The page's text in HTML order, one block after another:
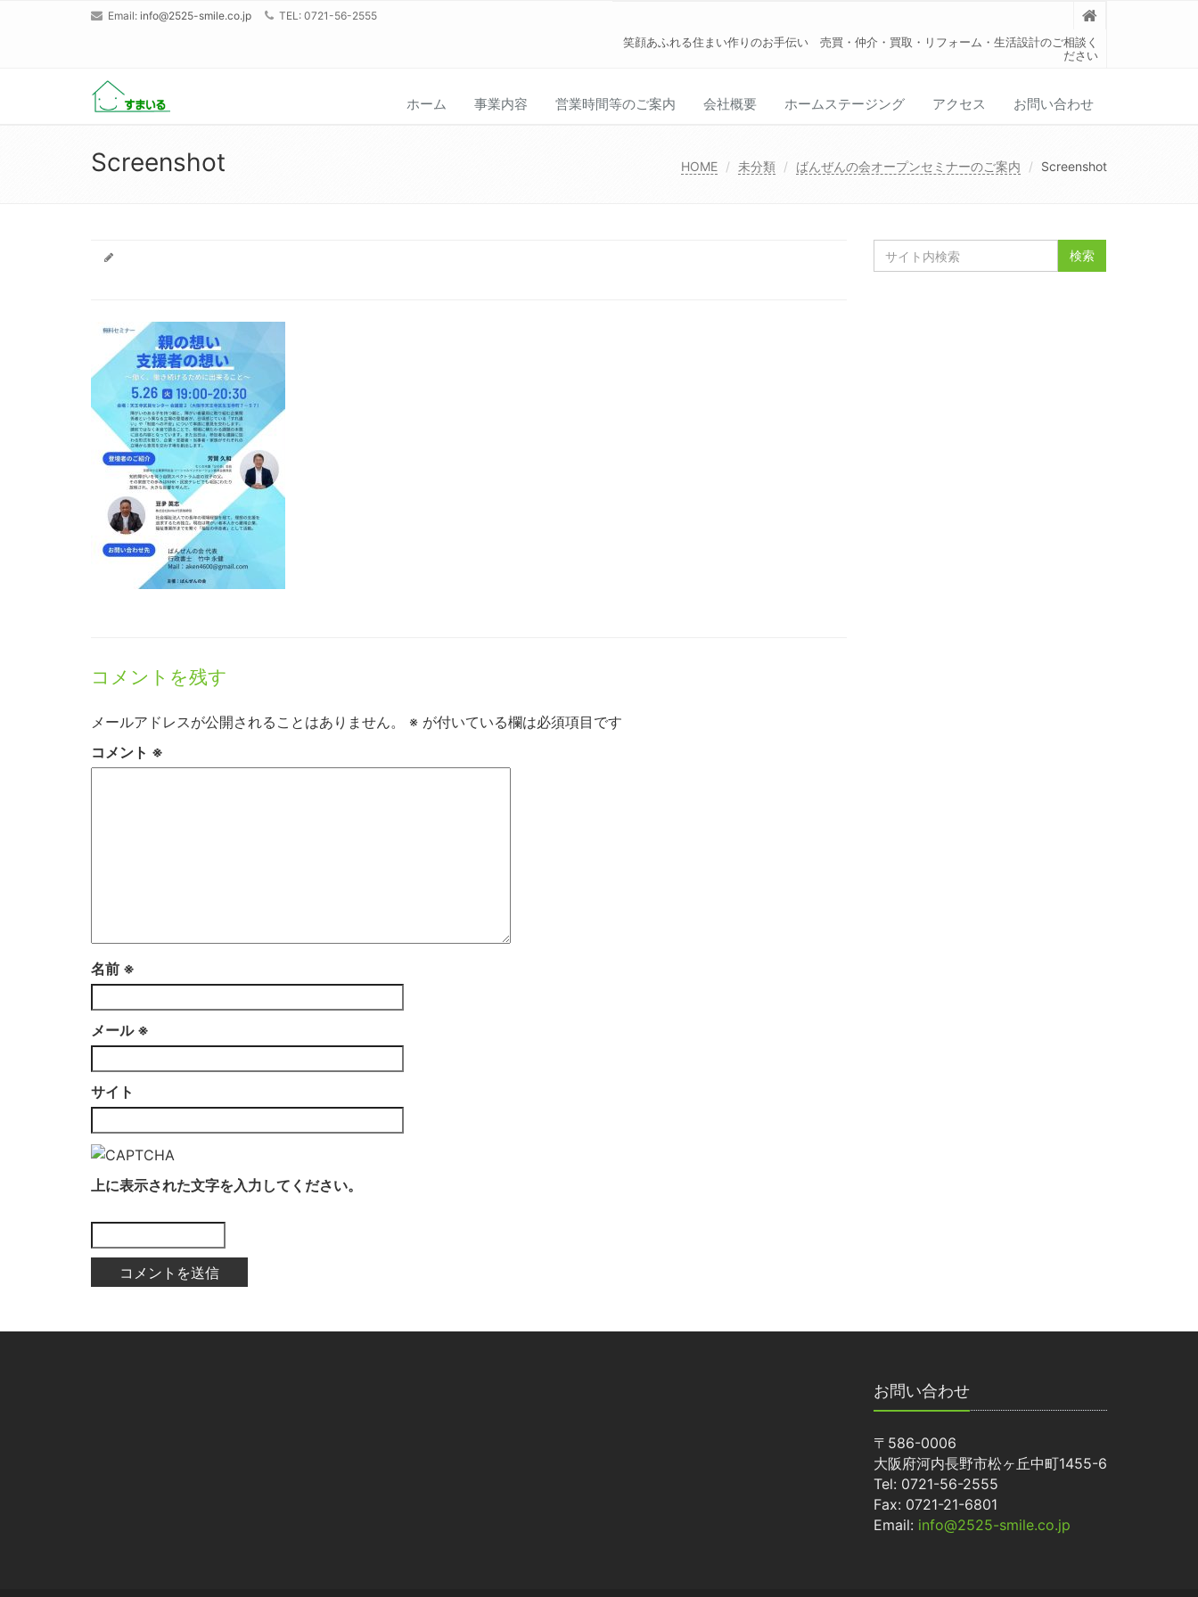
Email: info@2525-smile.co.jp TEL: 0721-56-2555
笑顔あふれる住まい作りのお手伝い 売買・仲介・買取・リフォーム・生活設計のご相談く
ださい
ホーム 事業内容 営業時間等のご案内 会社概要 ホームステージング アクセス お問い合わせ
Screenshot HOME 未分類 ばんぜんの会オープンセミナーのご案内 Screenshot
コメントを残す
メールアドレスが公開されることはありません。 ※ が付いている欄は必須項目です
コメント ※
名前 ※
メール ※
サイト
上に表示された文字を入力してください。
お問い合わせ
〒586-0006
大阪府河内長野市松ヶ丘中町1455-6
Tel: 0721-56-2555
Fax: 0721-21-6801
Email: info@2525-smile.co.jp